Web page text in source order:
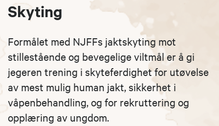
Skyting
Formålet med NJFFs jaktskyting mot
stillestående og bevegelige viltmål er å gi
jegeren trening i skyteferdighet for utøvelse
av mest mulig human jakt, sikkerhet i
våpenbehandling, og for rekruttering og
opplæring av ungdom.